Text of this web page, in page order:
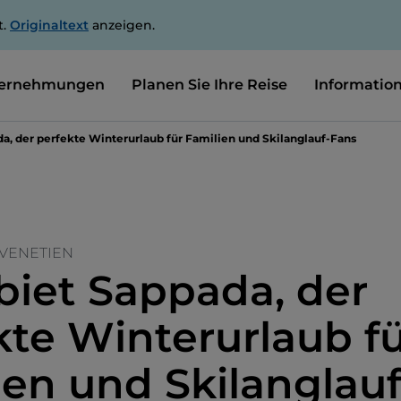
Originaltext anzeigen.
Planen Sie Ihre Reise
der perfekte Winterurlaub für Familien und Skilanglauf-Fans
Sappada, der
Winterurlaub
und